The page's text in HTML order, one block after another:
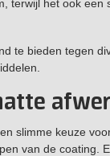
terwijl het ook een
te bieden tegen
slimme keuze
van de coating.